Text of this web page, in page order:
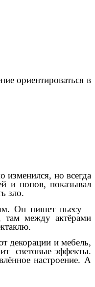
ориентироваться в
изменился, но всегда
и попов, показывал
зло.
Он пишет пьесу –
там между актёрами
декорации и мебель,
световые эффекты.
настроение. А